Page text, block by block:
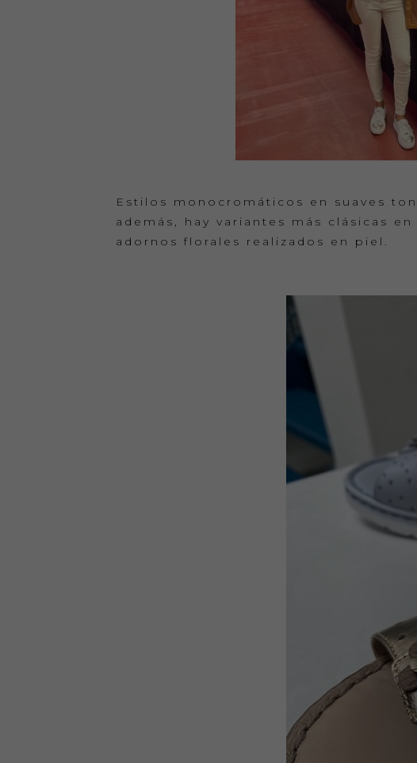
Estilos monocromáticos en suaves
además, hay variantes más clásicas
adornos florales realizados en piel.